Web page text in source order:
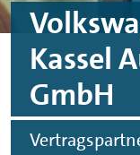
Kassel
GmbH